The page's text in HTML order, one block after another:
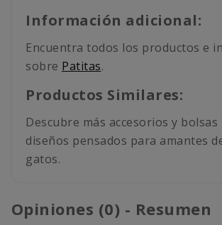
Información adicional:
Encuentra todos los productos e
sobre Patitas.
Productos Similares:
Descubre más accesorios y
diseños pensados para amantes
gatos.
Opiniones (0) - Resumen